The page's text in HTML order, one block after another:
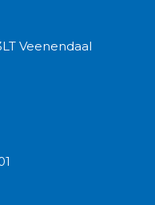
Veenendaal